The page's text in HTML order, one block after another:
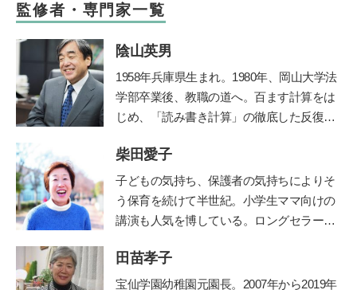
監修者・専門家一覧
陰山英男
1958年兵庫県生まれ。1980年、岡山大学法
学部卒業後、教職の道へ。百ます計算をは
じめ、「読み書き計算」の徹底した反復学
の学力を驚異的に向上させた。その指導法
である「陰山メソッド」は、教育者、保護
者から注目を集め、「陰山メソッド」を教
材かした『徹底反復シリーズ』は、総計77
在、YouTube『陰山英男公式チャンネル』
で授業や講演を公開して注目を集めてい
柴田愛子
子どもの気持ち、保護者の気持ちによりそ
う保育を続けて半世紀。小学生ママ向けの
講演も人気を博している。ロングセラー絵
どものみかた 春夏秋冬』（福音館書
店）、『あなたが自分らしく生きれば、子
田苗孝子
宝仙学園幼稚園元園長。2007年から2019年